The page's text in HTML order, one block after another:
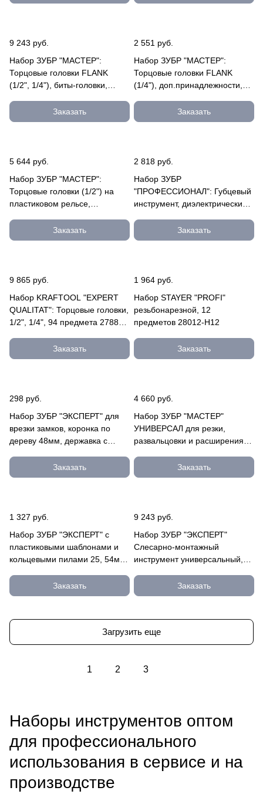
9 243 руб.
Набор ЗУБР "МАСТЕР":
Торцовые головки FLANK
(1/2", 1/4"), биты-головки,
Заказать
2 551 руб.
Набор ЗУБР "МАСТЕР":
Торцовые головки FLANK
(1/4"), доп.принадлежности,
Заказать
5 644 руб.
Набор ЗУБР "МАСТЕР":
Торцовые головки (1/2") на
пластиковом рельсе,
32 27647-H20Заказать
2 818 руб.
Набор ЗУБР
"ПРОФЕССИОНАЛ": Губцевый
инструмент, диэлектрический,
7предм 2214-H7_z01
Заказать
9 865 руб.
Набор KRAFTOOL "EXPERT
QUALITAT": Торцовые головки,
1/2", 1/4", 94 предмета 27883-
Заказать
1 964 руб.
Набор STAYER "PROFI"
резьбонарезной, 12
предметов 28012-H12
Заказать
298 руб.
Набор ЗУБР "ЭКСПЕРТ" для
врезки замков, коронка по
дереву 48мм, державка с
2954-48-H3_z01
Заказать
4 660 руб.
Набор ЗУБР "МАСТЕР"
УНИВЕРСАЛ для резки,
развальцовки и расширения
стенки 23616-H10
Заказать
1 327 руб.
Набор ЗУБР "ЭКСПЕРТ" с
пластиковыми шаблонами и
кольцевыми пилами 25, 54мм,
Заказать
9 243 руб.
Набор ЗУБР "ЭКСПЕРТ"
Слесарно-монтажный
инструмент универсальный,
Заказать
Загрузить еще
1 2 3
Наборы инструментов оптом
для профессионального
использования в сервисе и на
производстве